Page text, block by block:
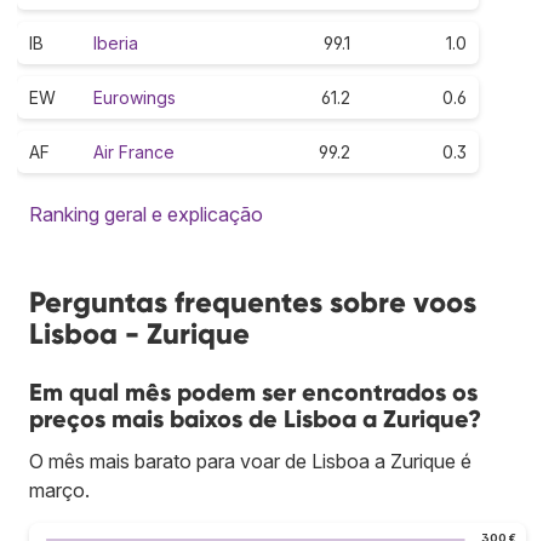
IB Iberia 99.1 1.0
EW Eurowings 61.2 0.6
AF Air France 99.2 0.3
Ranking geral e explicação
Perguntas frequentes sobre voos
Lisboa - Zurique
Em qual mês podem ser encontrados os
preços mais baixos de Lisboa a Zurique?
O mês mais barato para voar de Lisboa a Zurique é
março.
300 €